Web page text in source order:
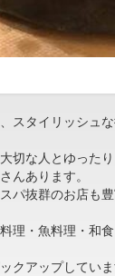
スタイリッシュな
切な人とゆった
んあります。
パ抜群のお店も豊
理・魚料理・和
クアップしていま